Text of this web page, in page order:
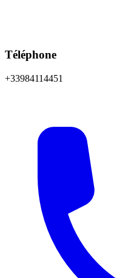
Téléphone
+33984114451